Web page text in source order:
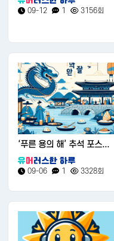
09-12 1 3156회
‘푸른 용의 해’ 추석 포스...
09-06 1 3328회